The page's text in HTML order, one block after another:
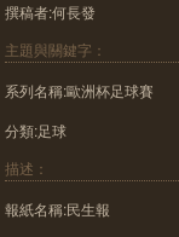
撰稿者:何長發
主題與關鍵字：
系列名稱:歐洲杯足球賽
分類:足球
描述：
報紙名稱:民生報